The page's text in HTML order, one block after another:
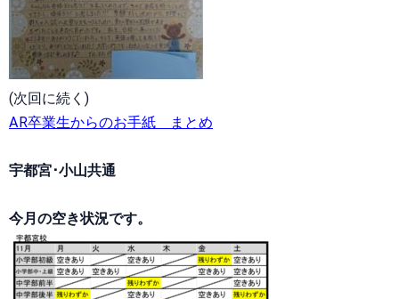
(次回に続く)
AR卒業生からのお手紙 まとめ
宇都宮･小山共通
今月の空き状況です。